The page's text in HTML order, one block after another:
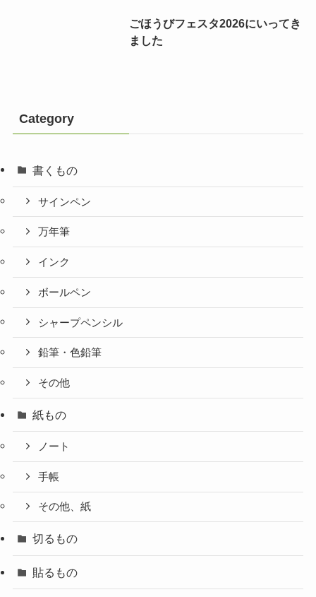
ごほうびフェスタ2026にいってき
ました
Category
書くもの
サインペン
万年筆
インク
ボールペン
シャープペンシル
鉛筆・色鉛筆
その他
紙もの
ノート
手帳
その他、紙
切るもの
貼るもの